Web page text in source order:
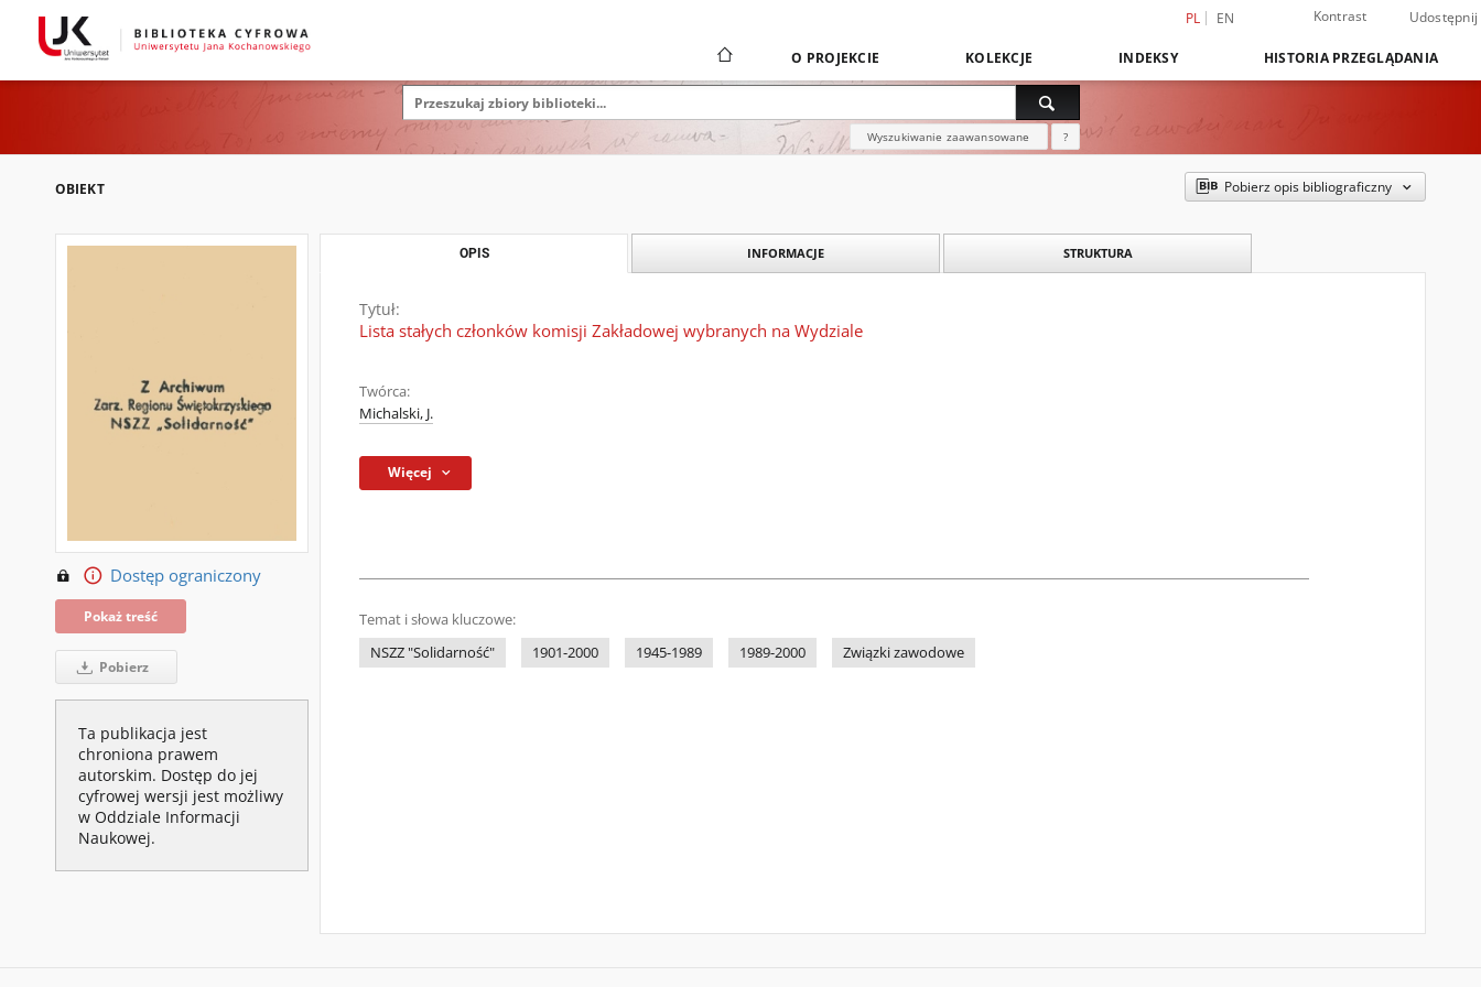
PL EN Kontrast Udostępnij
O PROJEKCIE KOLEKCJE INDEKSY HISTORIA PRZEGLĄDANIA
Wyszukiwanie zaawansowane ?
OBIEKT Pobierz opis bibliograficzny
Dostęp ograniczony
Pokaż treść
Pobierz
Ta publikacja jest
chroniona prawem
autorskim. Dostęp do jej
cyfrowej wersji jest możliwy
w Oddziale Informacji
Naukowej.
OPIS INFORMACJE STRUKTURA
Tytuł:
Lista stałych członków komisji Zakładowej wybranych na Wydziale
Twórca:
Michalski, J.
Więcej
Temat i słowa kluczowe:
NSZZ "Solidarność"
1901-2000 1945-1989 1989-2000 Związki zawodowe